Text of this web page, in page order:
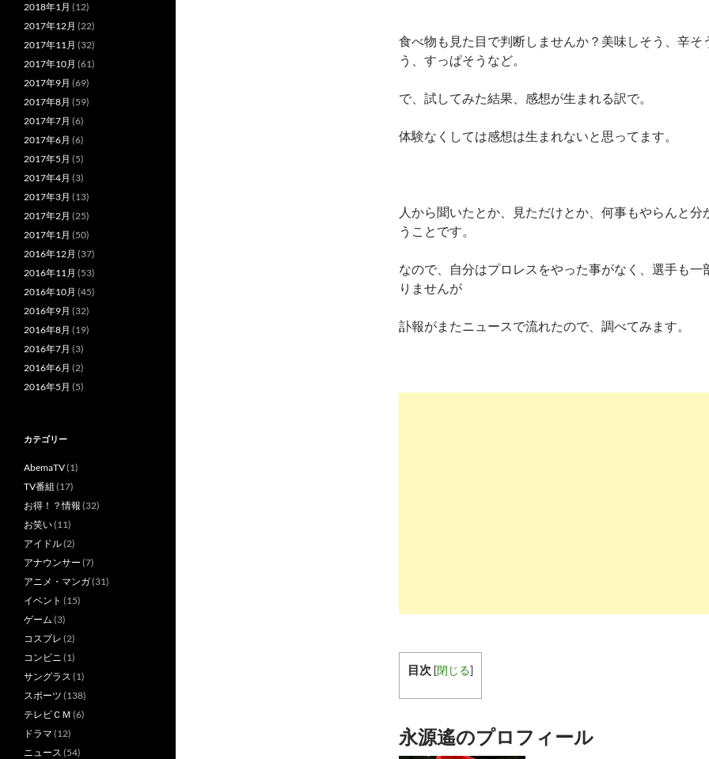
食べ物も見た目で判断しませんか？美味しそう、辛そ
う、すっぱそうなど。
で、試してみた結果、感想が生まれる訳で。
体験なくしては感想は生まれないと思ってます。
人から聞いたとか、見ただけとか、何事もやらんと分
うことです。
なので、自分はプロレスをやった事がなく、選手も一
りませんが
訃報がまたニュースで流れたので、調べてみます。
目次 [閉じる]
永源遙のプロフィール
2018年1月 (12)
2017年12月 (22)
2017年11月 (32)
2017年10月 (61)
2017年9月 (69)
2017年8月 (59)
2017年7月 (6)
2017年6月 (6)
2017年5月 (5)
2017年4月 (3)
2017年3月 (13)
2017年2月 (25)
2017年1月 (50)
2016年12月 (37)
2016年11月 (53)
2016年10月 (45)
2016年9月 (32)
2016年8月 (19)
2016年7月 (3)
2016年6月 (2)
2016年5月 (5)
カテゴリー
AbemaTV(1)
TV番組 (17)
お得！？情報 (32)
お笑い(11)
アイドル(2)
アナウンサー (7)
アニメ・マンガ(31)
イベント (15)
ゲーム (3)
コスプレ (2)
コンビニ (1)
サングラス (1)
スポーツ (138)
テレビＣＭ (6)
ドラマ (12)
ニュース (54)